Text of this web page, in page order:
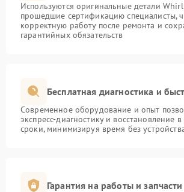
Используются оригинальные детали
прошедшие сертификацию специалисты,
корректную работу после ремонта и
гарантийных обязательств
Бесплатная диагностика и
Современное оборудование и опыт
экспресс-диагностику и восстановление
сроки, минимизируя время без
Гарантия на работы и запчасти